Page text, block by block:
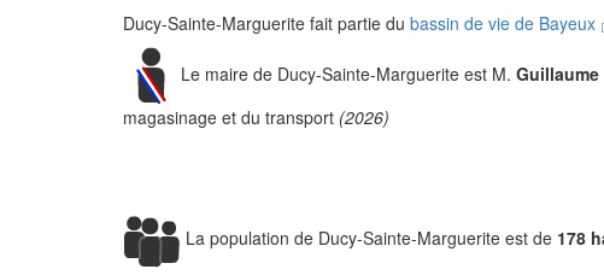
Ducy-Sainte-Marguerite fait partie du bassin de vie de Bayeux
Le maire de Ducy-Sainte-Marguerite est M. Guillaume
magasinage et du transport (2026)
La population de Ducy-Sainte-Marguerite est de 178